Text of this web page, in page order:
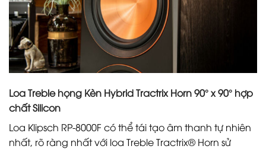
Loa Treble họng Kèn Hybrid Tractrix Horn 90° x 90° hợp
chất Silicon
Loa Klipsch RP-8000F có thể tái tạo âm thanh tự nhiên
nhất, rõ ràng nhất với loa Treble Tractrix® Horn sử